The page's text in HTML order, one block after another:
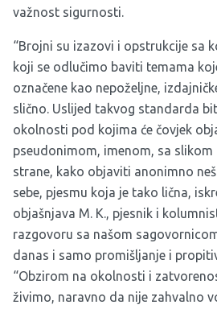
važnost sigurnosti.
“Brojni su izazovi i opstrukcije sa
koji se odlučimo baviti temama
označene kao nepoželjne,
slično. Uslijed takvog standarda
okolnosti pod kojima će čovjek
pseudonimom, imenom, sa slikom
strane, kako objaviti anonimno
sebe, pjesmu koja je tako lična,
objašnjava M. K., pjesnik i
razgovoru sa našom
danas i samo promišljanje i
“Obzirom na okolnosti i
živimo, naravno da nije zahvalno